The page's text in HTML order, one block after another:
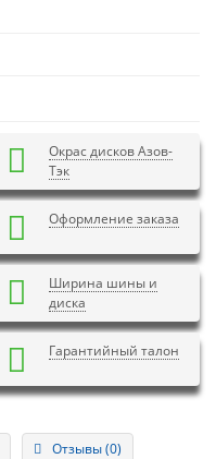
Окрас дисков Азов-
Тэк
Оформление заказа
Ширина шины и
диска
Гарантийный талон
Отзывы (0)